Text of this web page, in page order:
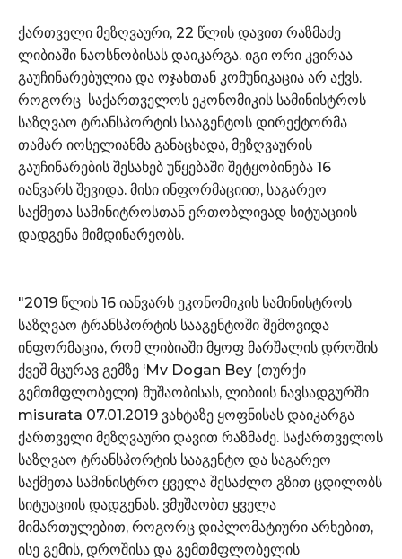
ქართველი მეზღვაური, 22 წლის დავით რაზმაძე
ლიბიაში ნაოსნობისას დაიკარგა. იგი ორი კვირაა
გაუჩინარებულია და ოჯახთან კომუნიკაცია არ აქვს.
როგორც საქართველოს ეკონომიკის სამინისტროს
საზღვაო ტრანსპორტის სააგენტოს დირექტორმა
თამარ იოსელიანმა განაცხადა, მეზღვაურის
გაუჩინარების შესახებ უწყებაში შეტყობინება 16
იანვარს შევიდა. მისი ინფორმაციით, საგარეო
საქმეთა სამინიტროსთან ერთობლივად სიტუაციის
დადგენა მიმდინარეობს.
"2019 წლის 16 იანვარს ეკონომიკის სამინისტროს
საზღვაო ტრანსპორტის სააგენტოში შემოვიდა
ინფორმაცია, რომ ლიბიაში მყოფ მარშალის დროშის
ქვეშ მცურავ გემზე ‘Mv Dogan Bey (თურქი
გემთმფლობელი) მუშაობისას, ლიბიის ნავსადგურში
misurata 07.01.2019 ვახტაზე ყოფნისას დაიკარგა
ქართველი მეზღვაური დავით რაზმაძე. საქართველოს
საზღვაო ტრანსპორტის სააგენტო და საგარეო
საქმეთა სამინისტრო ყველა შესაძლო გზით ცდილობს
სიტუაციის დადგენას. ვმუშაობთ ყველა
მიმართულებით, როგორც დიპლომატიური არხებით,
ისე გემის, დროშისა და გემთმფლობელის